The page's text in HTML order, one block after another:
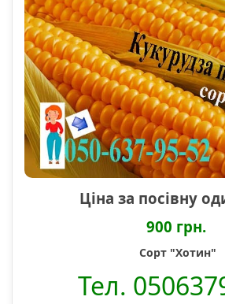
Ціна за посівну
900 грн.
Сорт "Хотин"
Тел.